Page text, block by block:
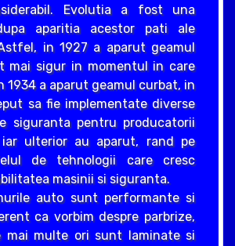
Evolutia a fost una
aparitia acestor pati ale
in 1927 a aparut geamul
mai sigur in momentul in care
1934 a aparut geamul curbat, in
sa fie implementate diverse
siguranta pentru producatorii
ulterior au aparut, rand pe
de tehnologii care cresc
masinii si siguranta.
auto sunt performante si
ca vorbim despre parbrize,
mai multe ori sunt laminate si